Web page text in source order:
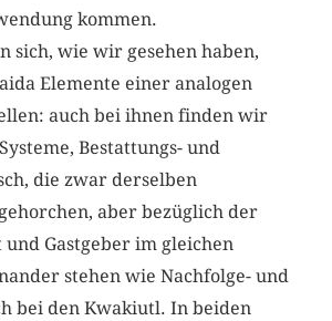
kommen.
sich, wie wir gesehen haben,
Elemente einer analogen
auch bei ihnen finden wir
Bestattungs- und
die zwar derselben
aber bezüglich der
und Gastgeber im gleichen
stehen wie Nachfolge- und
bei den Kwakiutl. In beiden